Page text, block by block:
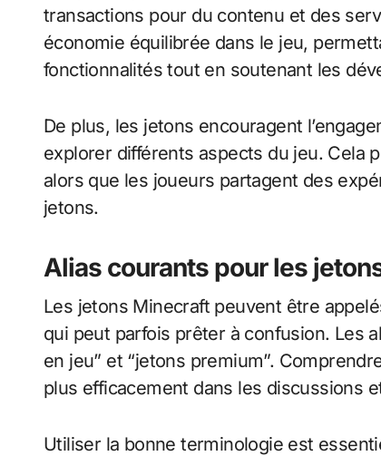
transactions pour du contenu et des
économie équilibrée dans le jeu,
fonctionnalités tout en soutenant les
De plus, les jetons encouragent
explorer différents aspects du jeu. Cela
alors que les joueurs partagent des
jetons.
Alias courants pour les
Les jetons Minecraft peuvent être
qui peut parfois prêter à confusion. Les
en jeu” et “jetons premium”.
plus efficacement dans les discussions
Utiliser la bonne terminologie est